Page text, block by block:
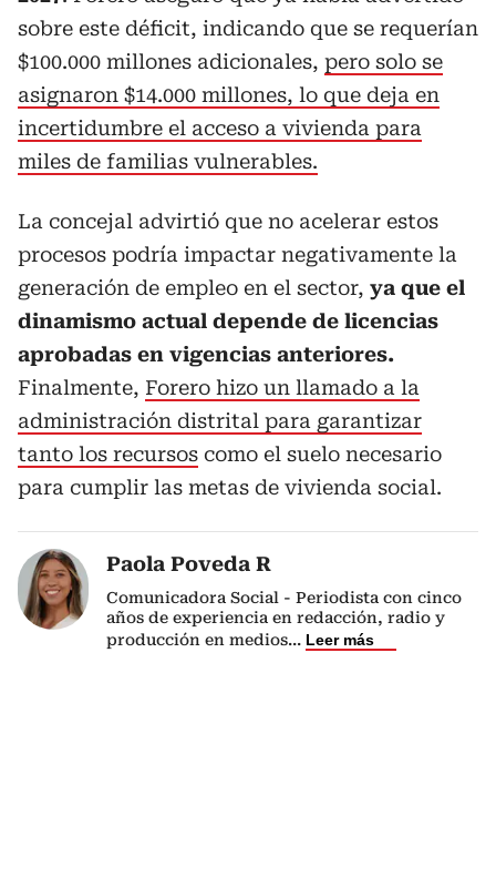
sobre este déficit, indicando que se requerían
$100.000 millones adicionales, pero solo se
asignaron $14.000 millones, lo que deja en
incertidumbre el acceso a vivienda para
miles de familias vulnerables.
La concejal advirtió que no acelerar estos
procesos podría impactar negativamente la
generación de empleo en el sector, ya que el
dinamismo actual depende de licencias
aprobadas en vigencias anteriores.
Finalmente, Forero hizo un llamado a la
administración distrital para garantizar
tanto los recursos como el suelo necesario
para cumplir las metas de vivienda social.
Paola Poveda R
Comunicadora Social - Periodista con cinco
años de experiencia en redacción, radio y
producción en medios... Leer más